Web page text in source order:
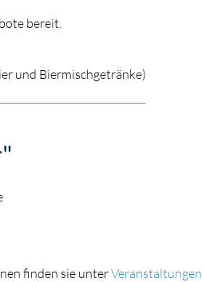
bereit.
und Biermischgetränke)
finden sie unterVeranstaltungen